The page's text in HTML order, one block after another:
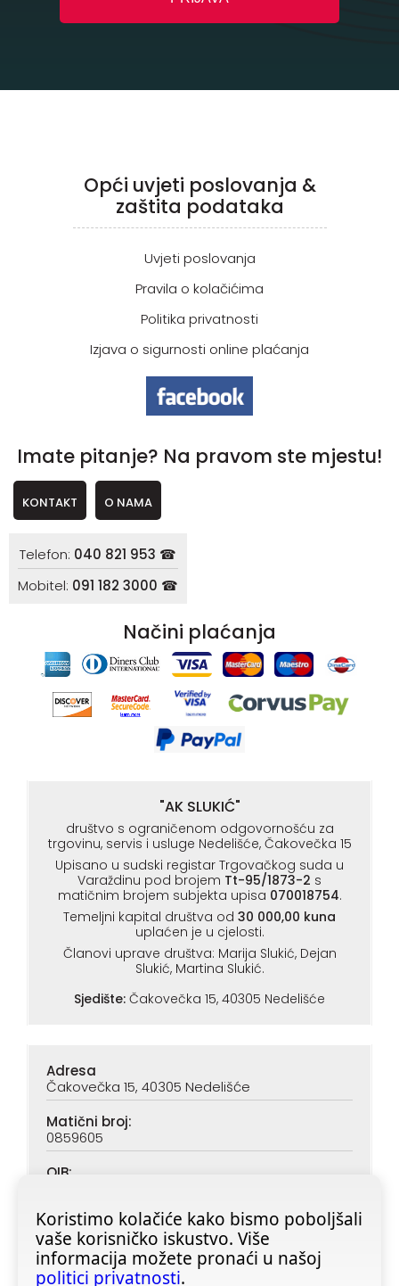
Koristimo kolačiće kako bismo poboljšali
vaše korisničko iskustvo. Više
informacija možete pronaći u našoj
politici privatnosti.
Opći uvjeti poslovanja &
zaštita podataka
Uvjeti poslovanja
Pravila o kolačićima
Politika privatnosti
Izjava o sigurnosti online plaćanja
Imate pitanje? Na pravom ste mjestu!
KONTAKT O NAMA
Telefon: 040 821 953 ☎
Mobitel: 091 182 3000 ☎
Načini plaćanja
"AK SLUKIĆ"
društvo s ograničenom odgovornošću za
trgovinu, servis i usluge Nedelišće, Čakovečka 15
Upisano u sudski registar Trgovačkog suda u
Varaždinu pod brojem Tt-95/1873-2 s
matičnim brojem subjekta upisa 070018754.
Temeljni kapital društva od 30 000,00 kuna
uplaćen je u cjelosti.
Članovi uprave društva: Marija Slukić, Dejan
Slukić, Martina Slukić.
Sjedište: Čakovečka 15, 40305 Nedelišće
Adresa
Čakovečka 15, 40305 Nedelišće
Matični broj:
0859605
OIB:
IBAN (PBZ):
HR6923400091116020362
IBAN (ZABA):